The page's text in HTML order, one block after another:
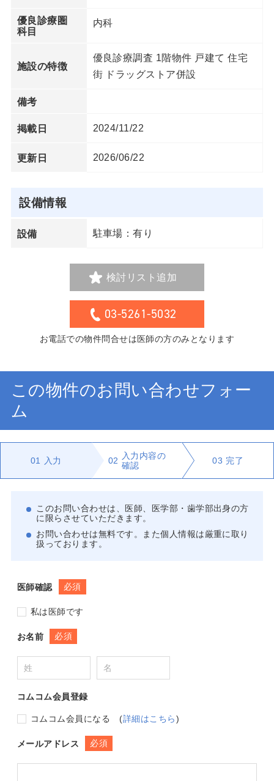
優良診療圏
科目
内科
施設の特徴
優良診療調査 1階物件 戸建て 住宅
街 ドラッグストア併設
備考
掲載日 2024/11/22
更新日 2026/06/22
設備情報
設備 駐車場：有り
検討リスト追加
03-5261-5032
お電話での物件問合せは医師の方のみとなります
この物件のお問い合わせフォー
ム
01 入力 02 入力内容の
確認
03 完了
このお問い合わせは、医師、医学部・歯学部出身の方
に限らさせていただきます。
お問い合わせは無料です。また個人情報は厳重に取り
扱っております。
医師確認 必須
私は医師です
お名前 必須
コムコム会員登録
コムコム会員になる (詳細はこちら)
メールアドレス 必須